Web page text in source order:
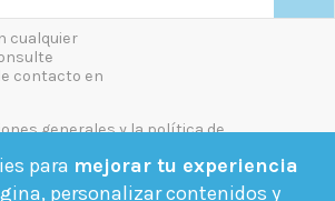
cualquier
contacto en
generales y la política de
para mejorar tu experiencia
personalizar contenidos y